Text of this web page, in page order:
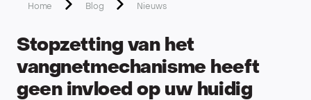
Home Blog Nieuws
Stopzetting van het
vangnetmechanisme heeft
geen invloed op uw huidig